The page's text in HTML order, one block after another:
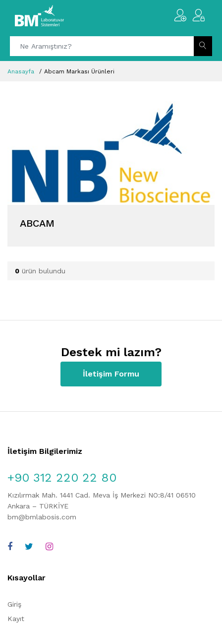
Anasayfa Abcam Markası Ürünleri
ABCAM
0 ürün bulundu
Destek mi lazım?
İletişim Formu
İletişim Bilgilerimiz
+90 312 220 22 80
Kızılırmak Mah. 1441 Cad. Meva İş Merkezi NO:8/41 06510
Ankara – TÜRKİYE
bm@bmlabosis.com
Kısayollar
Giriş
Kayıt